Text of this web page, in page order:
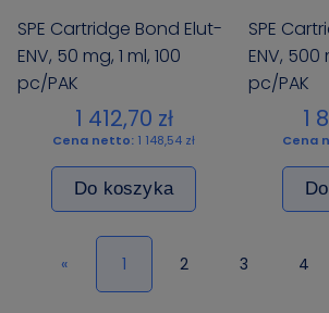
SPE Cartridge Bond Elut-
ENV, 50 mg, 1 ml, 100
pc/PAK
1 412,70 zł
Cena netto: 1 148,54 zł
Do koszyka
SPE
ENV, 500
pc/PAK
1
Cena
« 1 2 3 4